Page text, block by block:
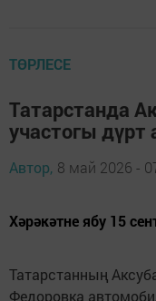
ТӨРЛЕСЕ
Татарстанда
участогы дүрт
Автор, 8 май 2026 -
Хәрәкәтне ябу 15
Татарстанның
Федоровка